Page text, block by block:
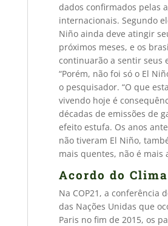
dados confirmados pelas
internacionais. Segundo
Niño ainda deve atingir
próximos meses, e os
continuarão a sentir seus
“Porém, não foi só o El
o pesquisador. “O que
vivendo hoje é
décadas de emissões de
efeito estufa. Os anos
não tiveram El Niño,
mais quentes, não é mais
Acordo do Clima
Na COP21, a conferência
das Nações Unidas que
Paris no fim de 2015, os